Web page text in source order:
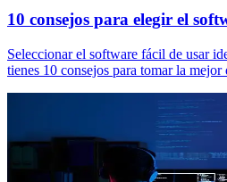
10 consejos para elegir el
Seleccionar el software fácil de usar
tienes 10 consejos para tomar la